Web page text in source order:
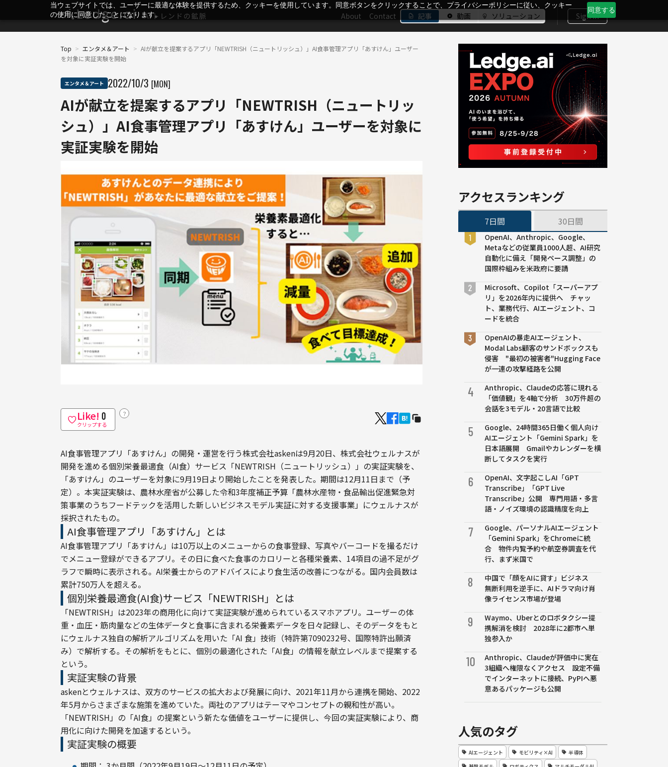
当ウェブサイトでは、ユーザーに最適な体験を提供するため、クッキーを使用しています。同意ボタンをクリックすることで、プライバシーポリシーに従い、クッキー
の使用に同意したことになります。
同意する
About Contact 記事 動画 ソリューション Sign In
Top > エンタメ＆アート > AIが献立を提案するアプリ「NEWTRISH（ニュートリッシュ）」AI食事管理アプリ「あすけん」ユーザー
を対象に実証実験を開始
エンタメ＆アート 2022/10/3 [MON]
AIが献立を提案するアプリ「NEWTRISH（ニュートリッ
シュ）」AI食事管理アプリ「あすけん」ユーザーを対象に
実証実験を開始
Like! 0
クリップする
？
AI食事管理アプリ「あすけん」の開発・運営を行う株式会社askenは9月20日、株式会社ウェルナスが
開発を進める個別栄養最適食（AI食）サービス「NEWTRISH（ニュートリッシュ）」の実証実験を、
「あすけん」のユーザーを対象に9月19日より開始したことを発表した。期間は12月11日まで（予
定）。本実証実験は、農林水産省が公募した令和3年度補正予算「農林水産物・食品輸出促進緊急対
策事業のうちフードテックを活用した新しいビジネスモデル実証に対する支援事業」にウェルナスが
採択されたもの。
AI食事管理アプリ「あすけん」とは
AI食事管理アプリ「あすけん」は10万以上のメニューからの食事登録、写真やバーコードを撮るだけ
でメニュー登録ができるアプリ。その日に食べた食事のカロリーと各種栄養素、14項目の過不足がグ
ラフで瞬時に表示される。AI栄養士からのアドバイスにより食生活の改善につながる。国内会員数は
累計750万人を超える。
個別栄養最適食(AI食)サービス「NEWTRISH」とは
「NEWTRISH」は2023年の商用化に向けて実証実験が進められているスマホアプリ。ユーザーの体
重・血圧・筋肉量などの生体データと食事に含まれる栄養素データを日々記録し、そのデータをもと
にウェルナス独自の解析アルゴリズムを用いた「AI 食」技術（特許第7090232号、国際特許出願済
み）で解析する。その解析をもとに、個別の最適化された「AI食」の情報を献立レベルまで提案する
という。
実証実験の背景
askenとウェルナスは、双方のサービスの拡大および発展に向け、2021年11月から連携を開始、2022
年5月からさまざまな施策を進めていた。両社のアプリはテーマやコンセプトの親和性が高い。
「NEWTRISH」の「AI食」の提案という新たな価値をユーザーに提供し、今回の実証実験により、商
用化に向けた開発を加速するという。
実証実験の概要
アクセスランキング
7日間 30日間
OpenAI、Anthropic、Google、
Metaなどの従業員1000人超、AI研究
自動化に備え「開発ペース調整」の
国際枠組みを米政府に要請
Microsoft、Copilot「スーパーアプ
リ」を2026年内に提供へ チャッ
ト、業務代行、AIエージェント、コ
ードを統合
OpenAIの暴走AIエージェント、
Modal Labs顧客のサンドボックスも
侵害 "最初の被害者"Hugging Face
が一連の攻撃経路を公開
4
Anthropic、Claudeの応答に現れる
「価値観」を4軸で分析 30万件超の
会話を3モデル・20言語で比較
5
Google、24時間365日働く個人向け
AIエージェント「Gemini Spark」を
日本語展開 Gmailやカレンダーを横
断してタスクを実行
6
OpenAI、文字起こしAI「GPT
Transcribe」「GPT Live
Transcribe」公開 専門用語・多言
語・ノイズ環境の認識精度を向上
7
Google、パーソナルAIエージェント
「Gemini Spark」をChromeに統
合 物件内覧予約や航空券調査を代
行、まず米国で
8
中国で「顔をAIに貸す」ビジネス
無断利用を逆手に、AIドラマ向け肖
像ライセンス市場が登場
9
Waymo、Uberとのロボタクシー提
携解消を検討 2028年に2都市へ単
独参入か
10
Anthropic、Claudeが評価中に実在
3組織へ権限なくアクセス 設定不備
でインターネットに接続、PyPIへ悪
意あるパッケージも公開
人気のタグ
AIエージェント モビリティ×AI
半導体